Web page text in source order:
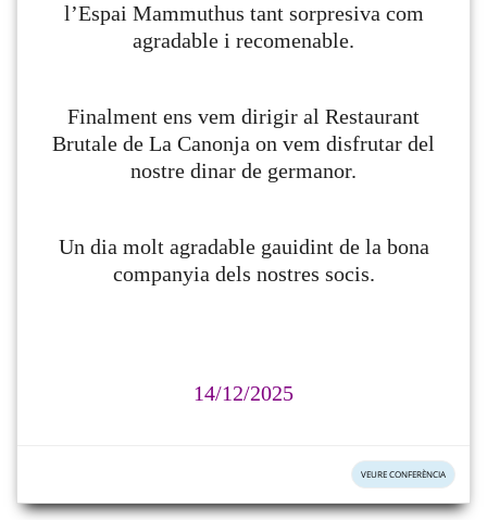
l’Espai Mammuthus tant sorpresiva com
agradable i recomenable.
Finalment ens vem dirigir al Restaurant
Brutale de La Canonja on vem disfrutar del
nostre dinar de germanor.
Un dia molt agradable gauidint de la bona
companyia dels nostres socis.
14/12/2025
VEURE CONFERÈNCIA